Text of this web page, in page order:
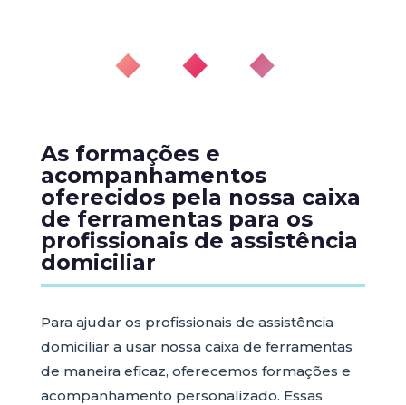
◆ ◆ ◆
As formações e
acompanhamentos
oferecidos pela nossa caixa
de ferramentas para os
profissionais de assistência
domiciliar
Para ajudar os profissionais de assistência
domiciliar a usar nossa caixa de ferramentas
de maneira eficaz, oferecemos formações e
acompanhamento personalizado. Essas